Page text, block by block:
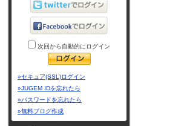
次回から自動的にログイン
»セキュア(SSL)ログイン
»JUGEM IDを忘れたら
»パスワードを忘れたら
»無料ブログ作成